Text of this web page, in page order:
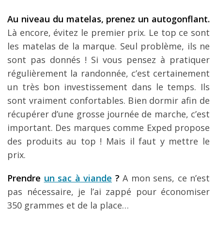
Au niveau du matelas, prenez un autogonflant.
Là encore, évitez le premier prix. Le top ce sont
les matelas de la marque. Seul problème, ils ne
sont pas donnés ! Si vous pensez à pratiquer
régulièrement la randonnée, c’est certainement
un très bon investissement dans le temps. Ils
sont vraiment confortables. Bien dormir afin de
récupérer d’une grosse journée de marche, c’est
important. Des marques comme Exped propose
des produits au top ! Mais il faut y mettre le
prix.
Prendre un sac à viande ? A mon sens, ce n’est
pas nécessaire, je l’ai zappé pour économiser
350 grammes et de la place…